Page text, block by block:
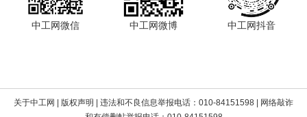
中工网微信 中工网微博 中工网抖音
关于中工网 版权声明
| 违法和不良信息举报电话：010-84151598 | 网络敲诈